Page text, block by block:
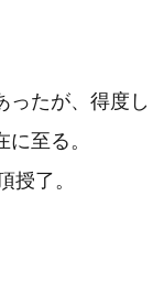
ったが、得度し
至る。
授了。